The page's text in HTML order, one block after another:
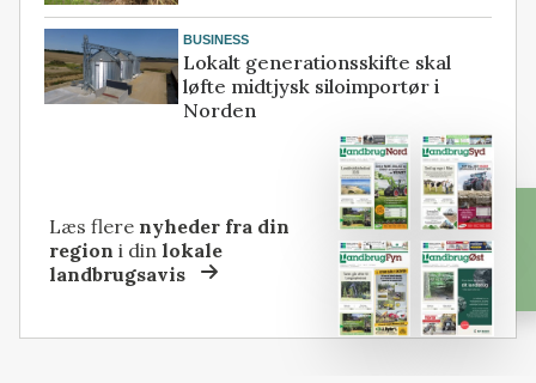
BUSINESS
Lokalt generationsskifte skal
løfte midtjysk siloimportør i
Norden
Læs flere nyheder fra din
region i dinlokale
landbrugsavis